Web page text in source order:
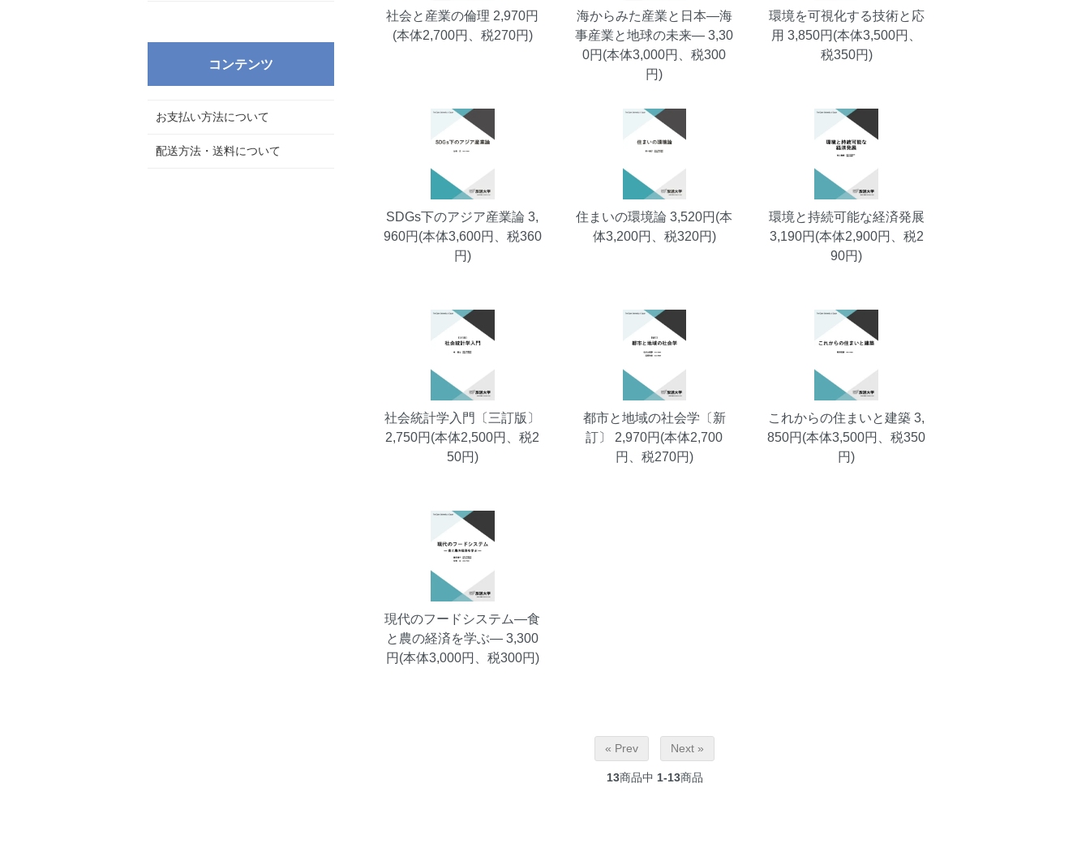
社会と産業の倫理 2,970円
(本体2,700円、税270円)
海からみた産業と日本―海
事産業と地球の未来― 3,30
0円(本体3,000円、税300
円)
環境を可視化する技術と応
用 3,850円(本体3,500円、
税350円)
SDGs下のアジア産業論 3,
960円(本体3,600円、税360
円)
住まいの環境論 3,520円(本
体3,200円、税320円)
環境と持続可能な経済発展
3,190円(本体2,900円、税2
90円)
社会統計学入門〔三訂版〕
2,750円(本体2,500円、税2
50円)
都市と地域の社会学〔新
訂〕
2,970円(本体2,700
円、税270円)
これからの住まいと建築 3,
850円(本体3,500円、税350
円)
現代のフードシステム―食
と農の経済を学ぶ― 3,300
円(本体3,000円、税300円)
« Prev Next »
13商品中 1-13商品
コンテンツ
お支払い方法について
配送方法・送料について